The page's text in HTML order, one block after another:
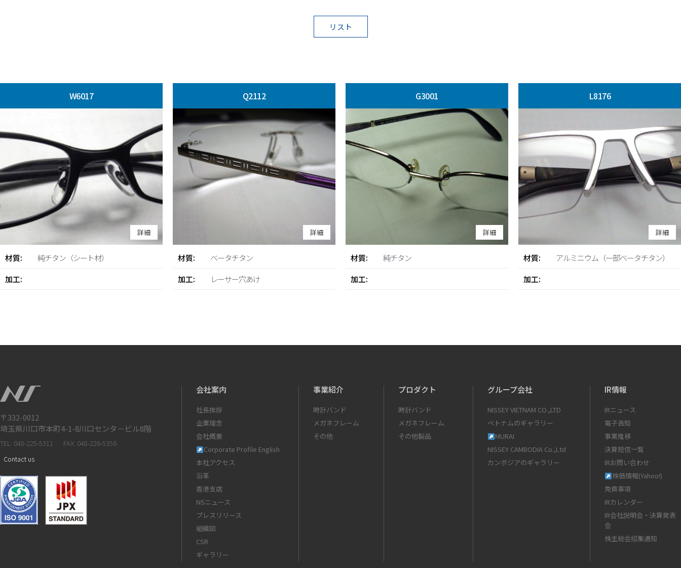
リスト
W6017
詳細
材質:
純チタン（シート材）
加工:
Q2112
詳細
材質:
ベータチタン
加工:
レーサー穴あけ
G3001
詳細
材質:
純チタン
加工:
L8176
詳細
材質:
アルミニウム（一部ベータチタン）
加工:
〒332-0012
埼玉県川口市本町4-1-8川口センタ－ビル8階
TEL: 048-225-5311
FAX: 048-226-5356
Contact us
会社案内
社長挨拶
企業理念
会社概要
Corporate Profile English
本社アクセス
沿革
香港支店
NSニュース
プレスリリース
組織図
CSR
ギャラリー
事業紹介
時計バンド
メガネフレーム
その他
プロダクト
時計バンド
メガネフレーム
その他製品
グループ会社
NISSEY VIETNAM CO.,LTD
ベトナムのギャラリー
MURAI
NISSEY CAMBODIA Co.,Ltd
カンボジアのギャラリー
IR情報
IRニュース
電子告知
事業推移
決算短信一覧
IRお問い合わせ
株価情報(Yahoo!)
免責事項
IRカレンダー
IR会社説明会・決算発表
会
株主総会招集通知